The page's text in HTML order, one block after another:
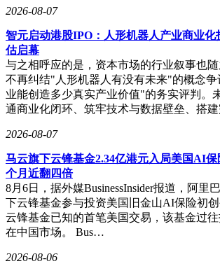
2026-08-07
智元启动港股IPO：人形机器人产业商业化
估启幕
与之相呼应的是，资本市场的行业叙事也
不再纠结"人形机器人有没有未来"的概念
业能创造多少真实产业价值"的务实评判。
通商业化闭环、筑牢技术与数据壁垒、搭
2026-08-07
马云旗下云锋基金2.34亿港元入局美国AI
个月近翻四倍
8月6日，据外媒BusinessInsider报道，阿里
下云锋基金参与投资美国旧金山AI保险初
云锋基金已知的首笔美国交易，该基金过
在中国市场。 Bus…
2026-08-06